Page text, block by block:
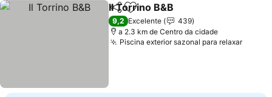
PartilharAdicionar aos favoritos
Il Torrino B&B
9,2 Excelente
439
a 2.3 km de Centro da cidade
Piscina exterior sazonal para relaxarVer